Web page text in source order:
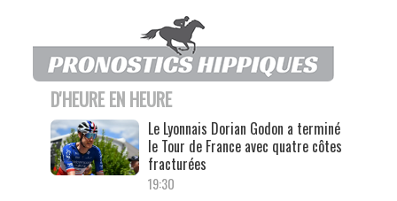
D'HEURE EN HEURE
Le Lyonnais Dorian Godon a terminé
le Tour de France avec quatre côtes
fracturées
19:30